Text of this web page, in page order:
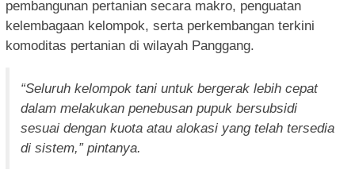
pembangunan pertanian secara makro, penguatan
kelembagaan kelompok, serta perkembangan terkini
komoditas pertanian di wilayah Panggang.
“Seluruh kelompok tani untuk bergerak lebih cepat
dalam melakukan penebusan pupuk bersubsidi
sesuai dengan kuota atau alokasi yang telah tersedia
di sistem,” pintanya.